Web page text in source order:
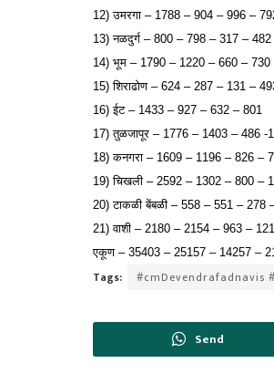
12) उमरगा – 1788 – 904 – 996 –
13) नळदुर्ग – 800 – 798 – 317 – 482
14) भूम – 1790 – 1220 – 660 – 730
15) शिराढोण – 624 – 287 – 131 –
16) ईट – 1433 – 927 – 632 – 801
17) तुळजापूर – 1776 – 1403 – 486 -
18) कनगरा – 1609 – 1196 – 826 –
19) चिखली – 2592 – 1302 – 800 –
20) टाकळी बेंबळी – 558 – 551 – 278
21) वाशी – 2180 – 2154 – 963 –
एकूण – 35403 – 25157 – 14257 –
Tags: #cmDevendrafadnavis
Send